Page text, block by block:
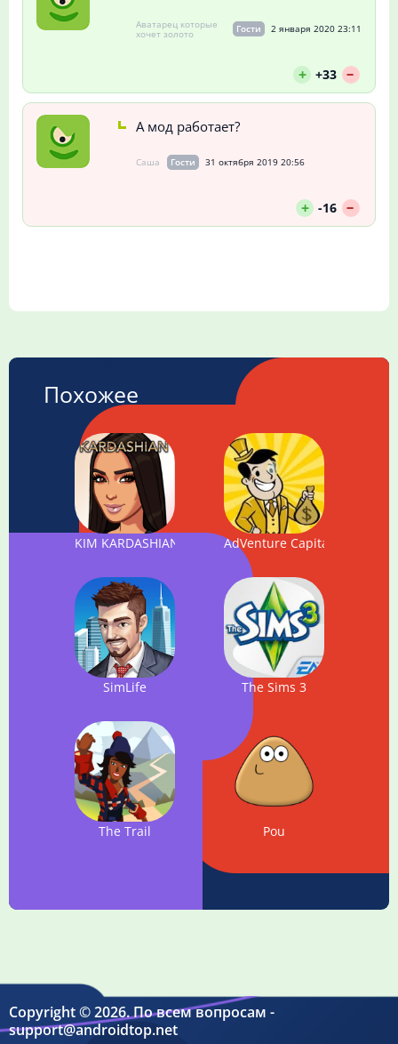
Аватарец которые
хочет золото Гости 2 января 2020 23:11
+ +33 --
А мод работает?
Саша Гости 31 октября 2019 20:56
+ -16 --
Похожее
KIM KARDASHIAN: HOLLYWOODAdVenture Capitalist
SimLife The Sims 3
The Trail Pou
Copyright © 2026. По всем вопросам -
support@androidtop.net